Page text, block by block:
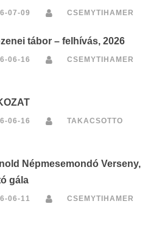
07-09 CSEMYTIHAMER
tábor – felhívás, 2026
06-16 CSEMYTIHAMER
06-16 TAKACSOTTO
Népmesemondó Verseny,
gála
06-11 CSEMYTIHAMER